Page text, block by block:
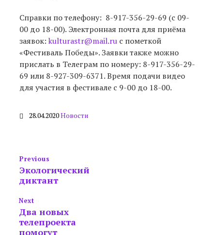
Справки по телефону: 8-917-356-29-69 (с 09-
00 до 18-00). Электронная почта для приёма
заявок: kulturastr@mail.ru с пометкой
«Фестиваль Победы». Заявки также можно
прислать в Телеграм по номеру: 8-917-356-29-
69 или 8-927-309-6371. Время подачи видео
для участия в фестивале с 9-00 до 18-00.
28.04.2020Новости
Previous
Экологический
диктант
Next
Два новых
телепроекта
помогут